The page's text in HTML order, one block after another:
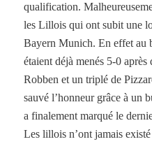
qualification.
les Lillois qui ont subit une
Bayern Munich. En effet au
étaient déjà menés 5-0
Robben et un triplé de
sauvé l’honneur grâce à un
a finalement marqué le
Les lillois n’ont jamais